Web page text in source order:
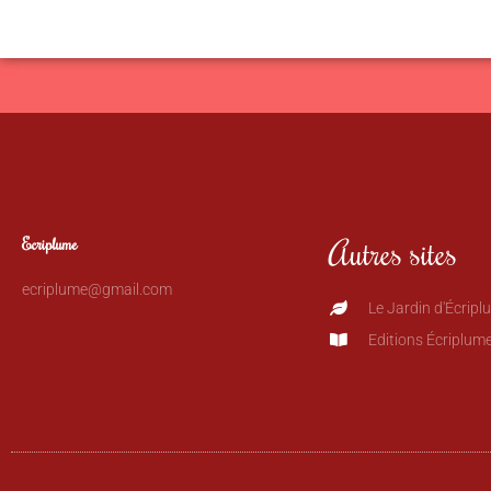
Ecriplume
ecriplume@gmail.com
Autres sites
Le Jardin
Editions